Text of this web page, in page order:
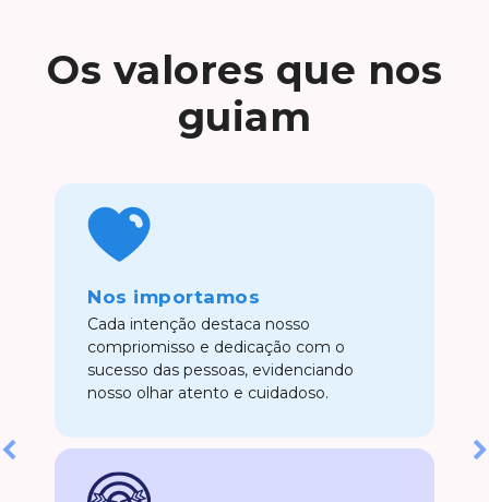
Os valores que nos
guiam
Nos importamos
Cada intenção destaca nosso
compriomisso e dedicação com o
sucesso das pessoas, evidenciando
nosso olhar atento e cuidadoso.
Previous Next